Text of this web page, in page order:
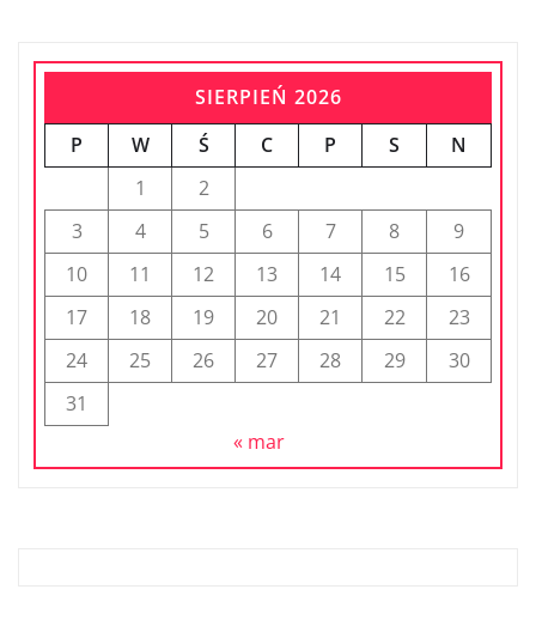
SIERPIEŃ 2026
P
W Ś C P S
N
1
2
3
4 5 6 7 8
9
10
11 12 13 14 15
16
17
18 19 20 21 22
23
24
25 26 27 28 29
30
31
« mar